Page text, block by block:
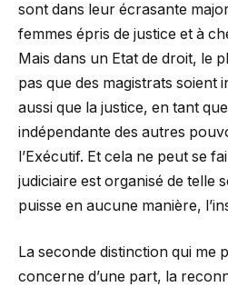
sont dans leur écrasante
femmes épris de justice et à
Mais dans un Etat de droit, le
pas que des magistrats soient
aussi que la justice, en tant
indépendante des autres
l’Exécutif. Et cela ne peut se
judiciaire est organisé de telle
puisse en aucune manière,
La seconde distinction qui me
concerne d’une part, la